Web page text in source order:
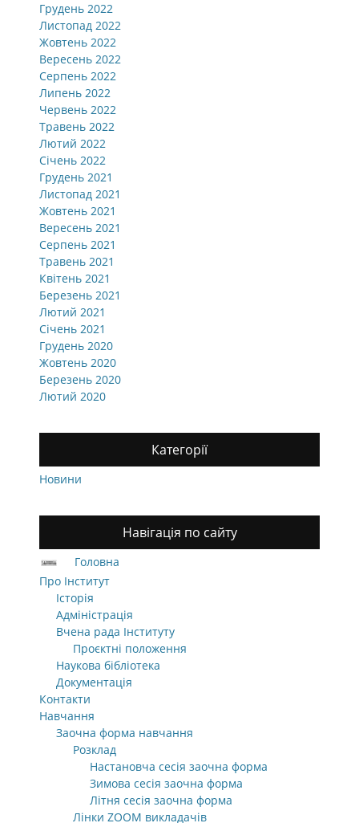
Грудень 2022
Листопад 2022
Жовтень 2022
Вересень 2022
Серпень 2022
Липень 2022
Червень 2022
Травень 2022
Лютий 2022
Січень 2022
Грудень 2021
Листопад 2021
Жовтень 2021
Вересень 2021
Серпень 2021
Травень 2021
Квітень 2021
Березень 2021
Лютий 2021
Січень 2021
Грудень 2020
Жовтень 2020
Березень 2020
Лютий 2020
Категорії
Новини
Навігація по сайту
Головна
Про Інститут
Історія
Адміністрація
Вчена рада Інституту
Проєктні положення
Наукова бібліотека
Документація
Контакти
Навчання
Заочна форма навчання
Розклад
Настановча сесія заочна форма
Зимова сесія заочна форма
Літня сесія заочна форма
Лінки ZOOM викладачів